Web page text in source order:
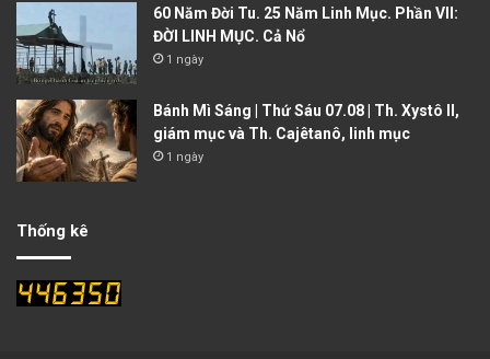
60 Năm Đời Tu. 25 Năm Linh Mục. Phần VII:
ĐỜI LINH MỤC. Cả Nổ
1 ngày
Bánh Mì Sáng | Thứ Sáu 07.08 | Th. Xystô II,
giám mục và Th. Cajêtanô, linh mục
1 ngày
Thống kê